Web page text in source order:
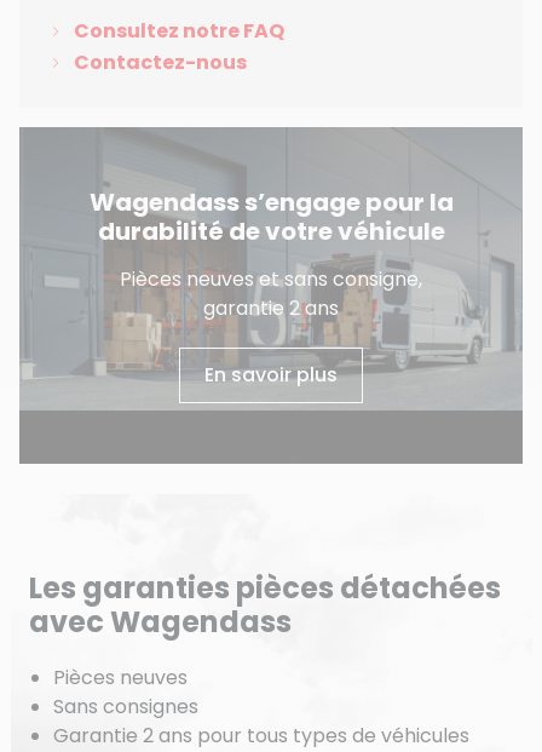
Consultez notre FAQ
Contactez-nous
Wagendass s’engage pour la
durabilité de votre véhicule
Pièces neuves et sans consigne,
garantie 2 ans
En savoir plus
Les garanties pièces détachées
avec Wagendass
Pièces neuves
Sans consignes
Garantie 2 ans pour tous types de véhicules